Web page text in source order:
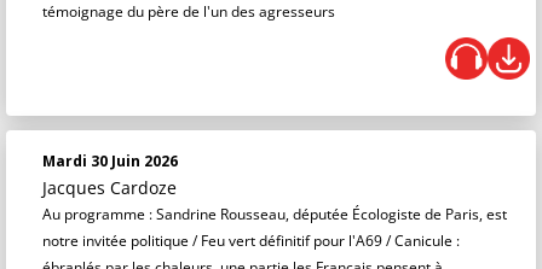
témoignage du père de l'un des agresseurs
Mardi 30 Juin 2026
Jacques Cardoze
Au programme : Sandrine Rousseau, députée Écologiste de Paris, est
notre invitée politique / Feu vert définitif pour l'A69 / Canicule :